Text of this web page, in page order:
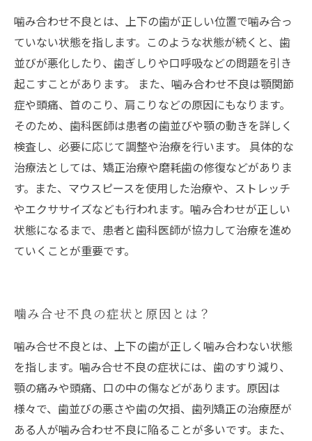
噛み合わせ不良とは、上下の歯が正しい位置で噛み合っ
ていない状態を指します。このような状態が続くと、歯
並びが悪化したり、歯ぎしりや口呼吸などの問題を引き
起こすことがあります。 また、噛み合わせ不良は顎関節
症や頭痛、首のこり、肩こりなどの原因にもなります。
そのため、歯科医師は患者の歯並びや顎の動きを詳しく
検査し、必要に応じて調整や治療を行います。 具体的な
治療法としては、矯正治療や磨耗歯の修復などがありま
す。また、マウスピースを使用した治療や、ストレッチ
やエクササイズなども行われます。噛み合わせが正しい
状態になるまで、患者と歯科医師が協力して治療を進め
ていくことが重要です。
噛み合せ不良の症状と原因とは？
噛み合せ不良とは、上下の歯が正しく噛み合わない状態
を指します。噛み合せ不良の症状には、歯のすり減り、
顎の痛みや頭痛、口の中の傷などがあります。原因は
様々で、歯並びの悪さや歯の欠損、歯列矯正の治療歴が
ある人が噛み合わせ不良に陥ることが多いです。また、